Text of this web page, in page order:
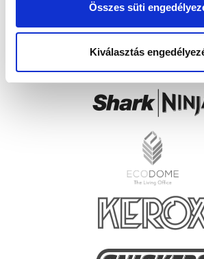
Összes süti
Kiválasztás